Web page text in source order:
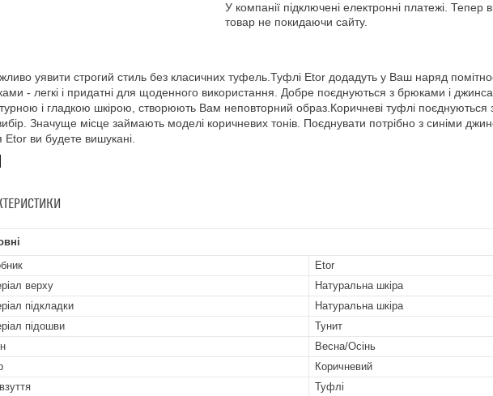
У компанії підключені електронні платежі.
товар не покидаючи сайту.
уявити строгий стиль без класичних туфель.Туфлі Etor додадуть у Ваш наряд
- легкі і придатні для щоденного використання. Добре поєднуються з брюками і
і гладкою шкірою, створюють Вам неповторний образ.Коричневі туфлі
Значуще місце займають моделі коричневих тонів. Поєднувати потрібно з синіми
Etor ви будете вишукані.
Etor
верху
Натуральна шкіра
підкладки
Натуральна шкіра
підошви
Тунит
Весна/Осінь
Коричневий
Туфлі